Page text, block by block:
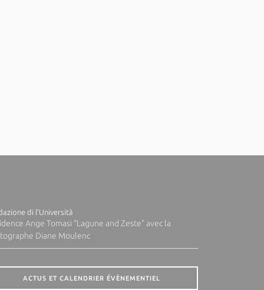
di l'Università
Ange Tomasi "Lagune and Zeste" avec la
Diane Moulenc
ACTUS ET CALENDRIER ÉVÈNEMENTIEL